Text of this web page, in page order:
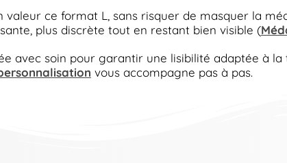
ce format L, sans risquer de masquer la
plus discrète tout en restant bien visible (
avec soin pour garantir une lisibilité adaptée à la
vous accompagne pas à pas.